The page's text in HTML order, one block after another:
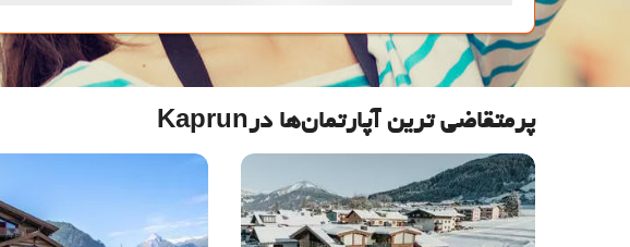
پرمتقاضی ترین آپارتمان‌‌ها درKaprun